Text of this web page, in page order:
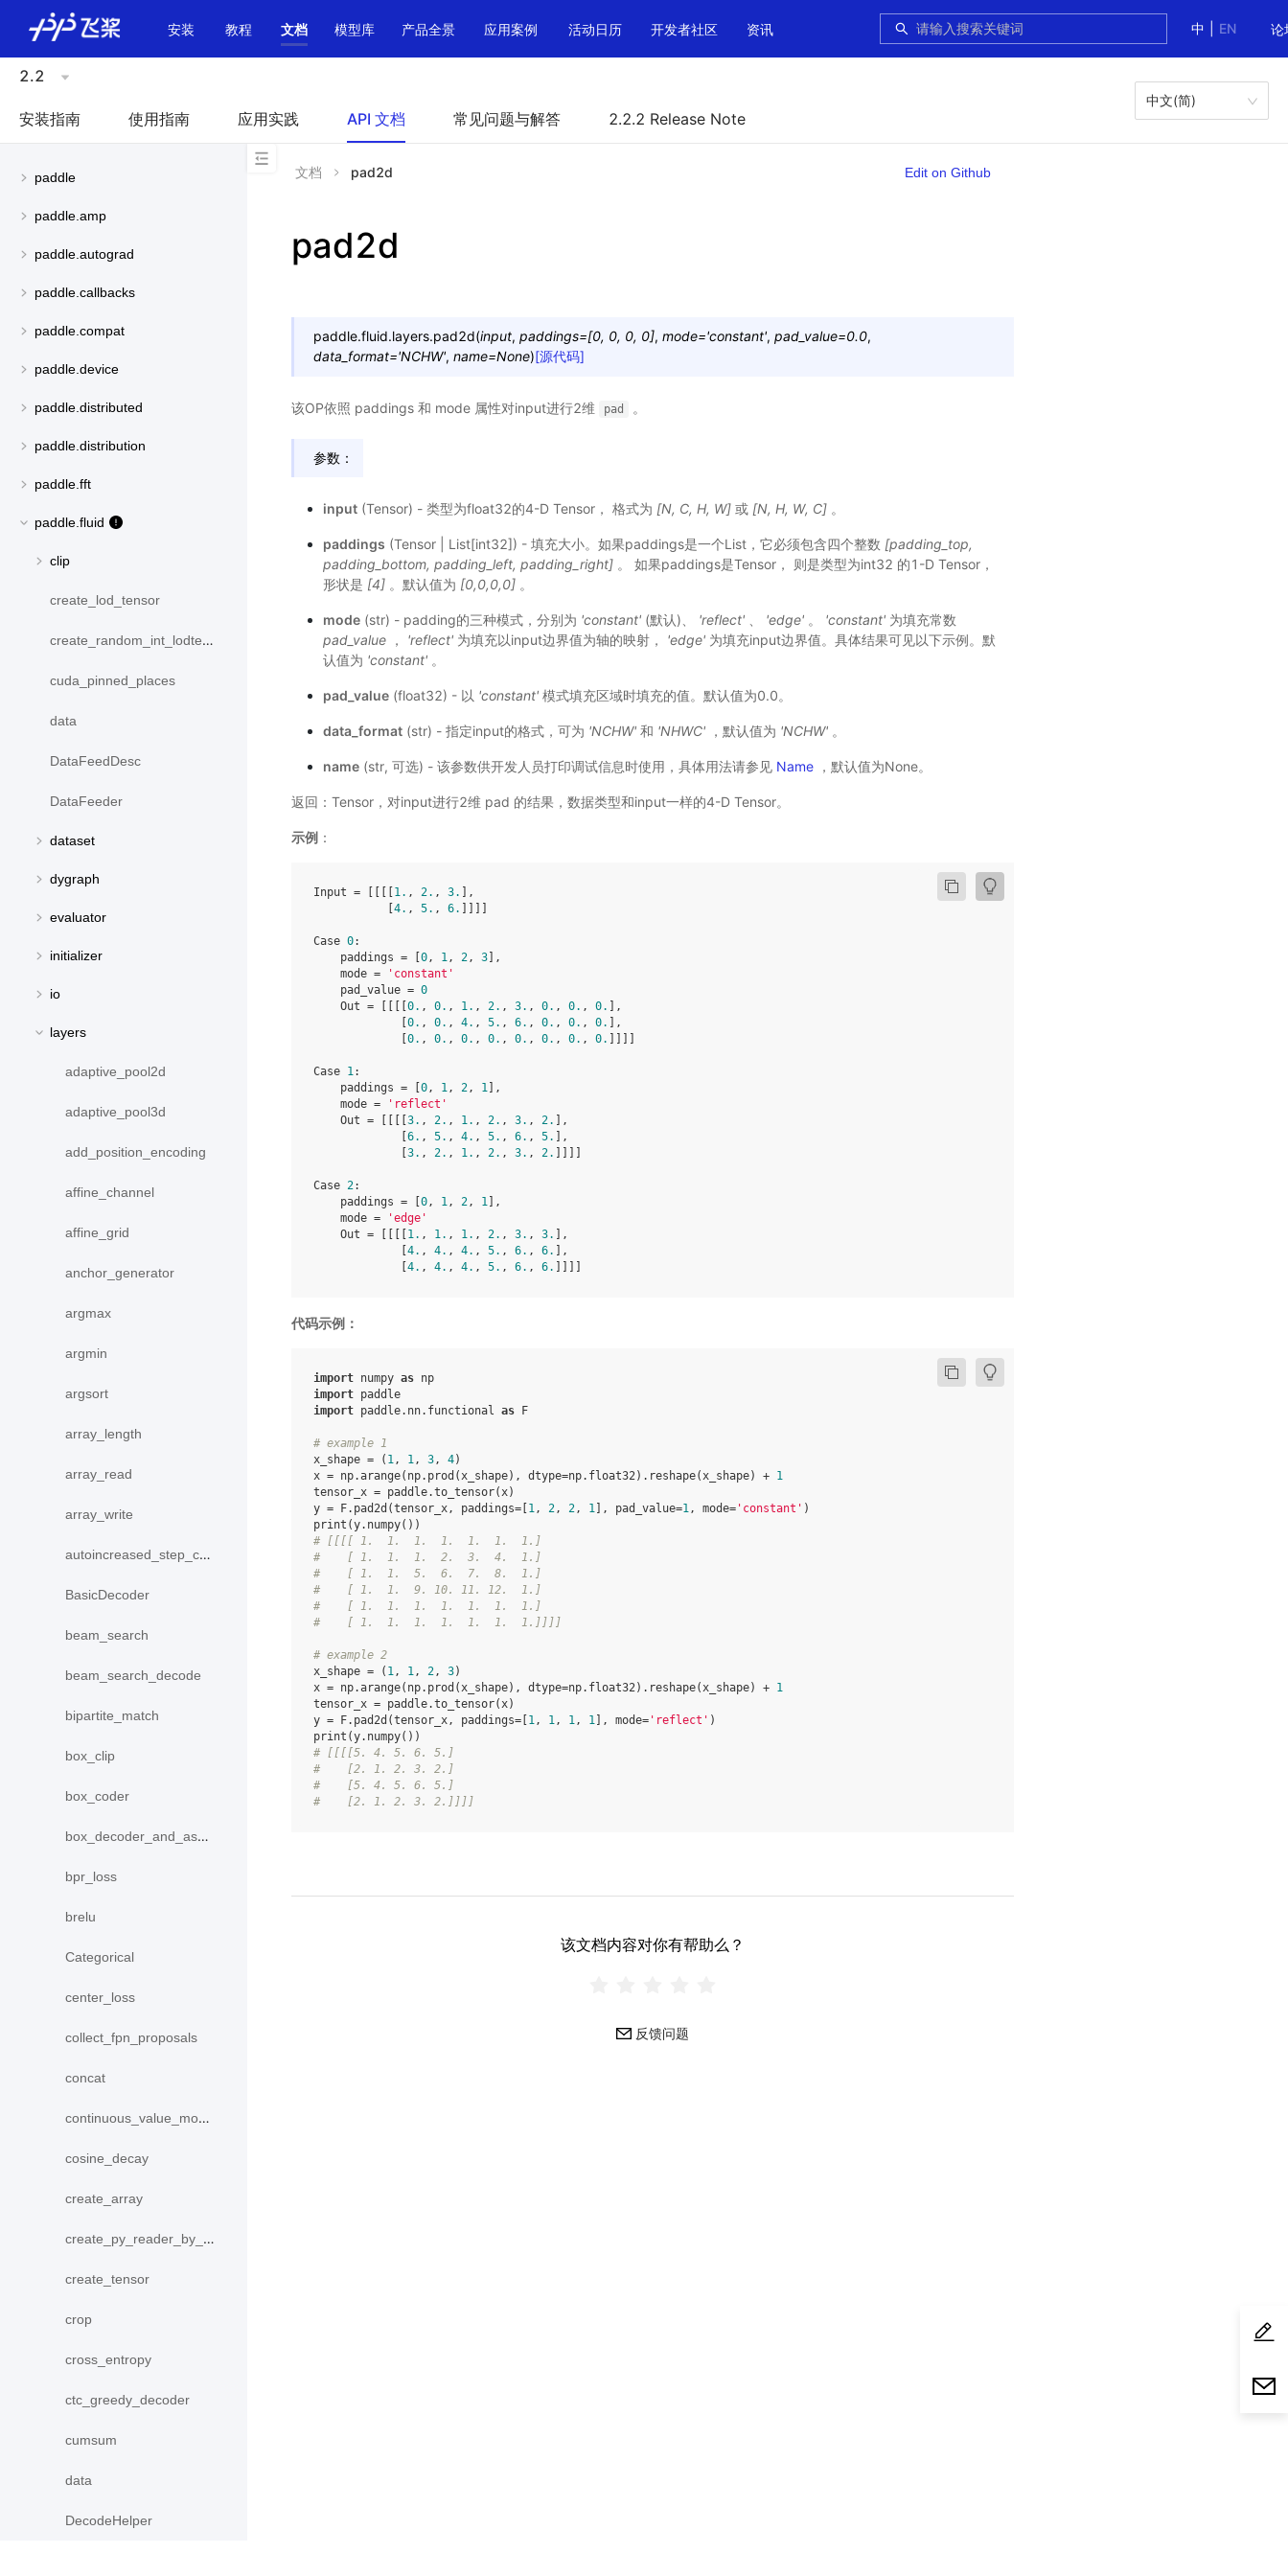
中
EN 论
安装 教程 文档 模型库 产品全景 应用案例 活动日历 开发者社区 资讯
2.2
安装指南 使用指南 应用实践 API 文档 常见问题与解答 2.2.2 Release Note
中文(简)
paddle
paddle.amp
paddle.autograd
paddle.callbacks
paddle.compat
paddle.device
paddle.distributed
paddle.distribution
paddle.fft
paddle.fluid
clip
create_lod_tensor
create_random_int_lodtensor
cuda_pinned_places
data
DataFeedDesc
DataFeeder
dataset
dygraph
evaluator
initializer
io
layers
adaptive_pool2d
adaptive_pool3d
add_position_encoding
affine_channel
affine_grid
anchor_generator
argmax
argmin
argsort
array_length
array_read
array_write
autoincreased_step_counter
BasicDecoder
beam_search
beam_search_decode
bipartite_match
box_clip
box_coder
box_decoder_and_assign
bpr_loss
brelu
Categorical
center_loss
collect_fpn_proposals
concat
continuous_value_model
cosine_decay
create_array
create_py_reader_by_data
create_tensor
crop
cross_entropy
ctc_greedy_decoder
cumsum
data
DecodeHelper
文档 pad2d Edit on Github
pad2d
paddle.fluid.layers.pad2d(input, paddings=[0, 0, 0, 0], mode='constant', pad_value=0.0,
data_format='NCHW', name=None)[源代码]
该OP依照 paddings 和 mode 属性对input进行2维 pad 。
参数：
input(Tensor) - 类型为float32的4-D Tensor， 格式为 [N, C, H, W]或 [N, H, W, C]。
paddings (Tensor | List[int32]) - 填充大小。如果paddings是一个List，它必须包含四个整数 [padding_top,
padding_bottom, padding_left, padding_right]。 如果paddings是Tensor， 则是类型为int32 的1-D Tensor，
形状是 [4]。默认值为 [0,0,0,0]。
mode(str) - padding的三种模式，分别为 'constant'(默认)、 'reflect'、 'edge'。 'constant'为填充常数
pad_value， 'reflect'为填充以input边界值为轴的映射， 'edge'为填充input边界值。具体结果可见以下示例。默
认值为 'constant'。
pad_value(float32) - 以 'constant'模式填充区域时填充的值。默认值为0.0。
data_format(str) - 指定input的格式，可为 'NCHW'和 'NHWC'，默认值为 'NCHW'。
name(str, 可选) - 该参数供开发人员打印调试信息时使用，具体用法请参见 Name，默认值为None。
返回：Tensor，对input进行2维 pad 的结果，数据类型和input一样的4-D Tensor。
示例 ：
Input = [[[[ 1. , 2. , 3.
],
4. , 5. , 6.
Case 0:
    paddings = [
0, 1, 2, 3 ],
    mode =
'constant'
    pad_value =
0
    Out = [[[[
0. , 0. , 1. , 2. , 3. , 0. , 0. , 0.
],
0. , 0. , 4. , 5. , 6. , 0. , 0. , 0.
],
0. , 0. , 0. , 0. , 0. , 0. , 0. , 0.
Case 1:
    paddings = [
0, 1, 2, 1 ],
    mode =
'reflect'
    Out = [[[[
3. , 2. , 1. , 2. , 3. , 2.
],
6. , 5. , 4. , 5. , 6. , 5.
],
3. , 2. , 1. , 2. , 3. , 2.
Case 2:
    paddings = [
0, 1, 2, 1 ],
    mode =
'edge'
    Out = [[[[
1. , 1. , 1. , 2. , 3. , 3.
],
4. , 4. , 4. , 5. , 6. , 6.
],
4. , 4. , 4. , 5. , 6. , 6.
代码示例：
import numpy as np
import paddle
import paddle.nn.functional as F
# example 1
x_shape = ( 1, 1, 3, 4)
x = np.arange( np. prod (x_shape), dtype=np. float32) . reshape(x_shape) + 1
tensor_x = paddle.to_tensor(x)
y = F. pad2d (tensor_x, paddings= 1, 2, 2, 1 ], pad_value=1, mode= 'constant' )
print (y. numpy())
# [[[[ 1.  1.  1.  1.  1.  1.  1.]
#    [ 1.  1.  1.  2.  3.  4.  1.]
#    [ 1.  1.  5.  6.  7.  8.  1.]
#    [ 1.  1.  9. 10. 11. 12.  1.]
#    [ 1.  1.  1.  1.  1.  1.  1.]
#    [ 1.  1.  1.  1.  1.  1.  1.]]]]
# example 2
x_shape = ( 1, 1, 2, 3)
x = np.arange( np. prod (x_shape), dtype=np. float32) . reshape(x_shape) + 1
tensor_x = paddle.to_tensor(x)
y = F. pad2d (tensor_x, paddings= 1, 1, 1, 1 ], mode= 'reflect' )
print (y. numpy())
# [[[[5. 4. 5. 6. 5.]
#    [2. 1. 2. 3. 2.]
#    [5. 4. 5. 6. 5.]
#    [2. 1. 2. 3. 2.]]]]
该文档内容对你有帮助么？
反馈问题